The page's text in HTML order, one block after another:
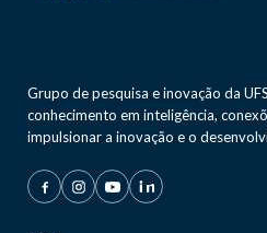
Grupo de pesquisa e inovação da
conhecimento em inteligência,
impulsionar a inovação e o